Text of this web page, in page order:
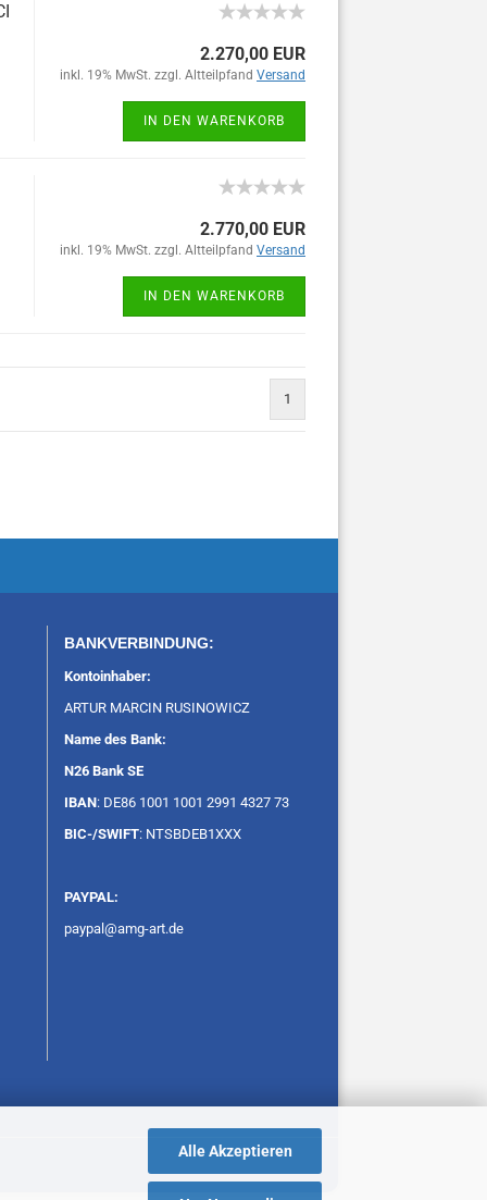
Alle Akzeptieren
2.270,00 EUR
inkl. 19% MwSt. zzgl. Altteilpfand Versand
IN DEN WARENKORB
2.770,00 EUR
inkl. 19% MwSt. zzgl. Altteilpfand Versand
IN DEN WARENKORB
1
BANKVERBINDUNG:
Kontoinhaber:
ARTUR MARCIN RUSINOWICZ
Name des Bank:
N26 Bank SE
IBAN: DE86 1001 1001 2991 4327 73
BIC-/SWIFT: NTSBDEB1XXX
PAYPAL:
paypal@amg-art.de